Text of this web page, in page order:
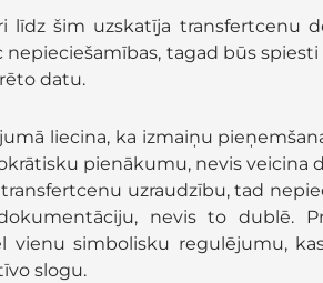
līdz šim uzskatīja transfertcenu
nepieciešamības, tagad būs
datu.
liecina, ka izmaiņu
pienākumu, nevis veicina
uzraudzību, tad
nevis to dublē.
vienu simbolisku regulējumu,
slogu.